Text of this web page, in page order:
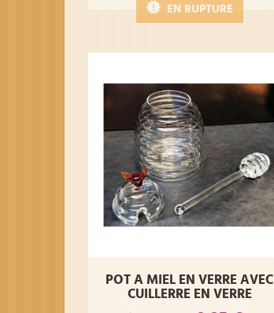
EN RUPTURE
POT A MIEL EN VERRE AVEC
CUILLERRE EN VERRE